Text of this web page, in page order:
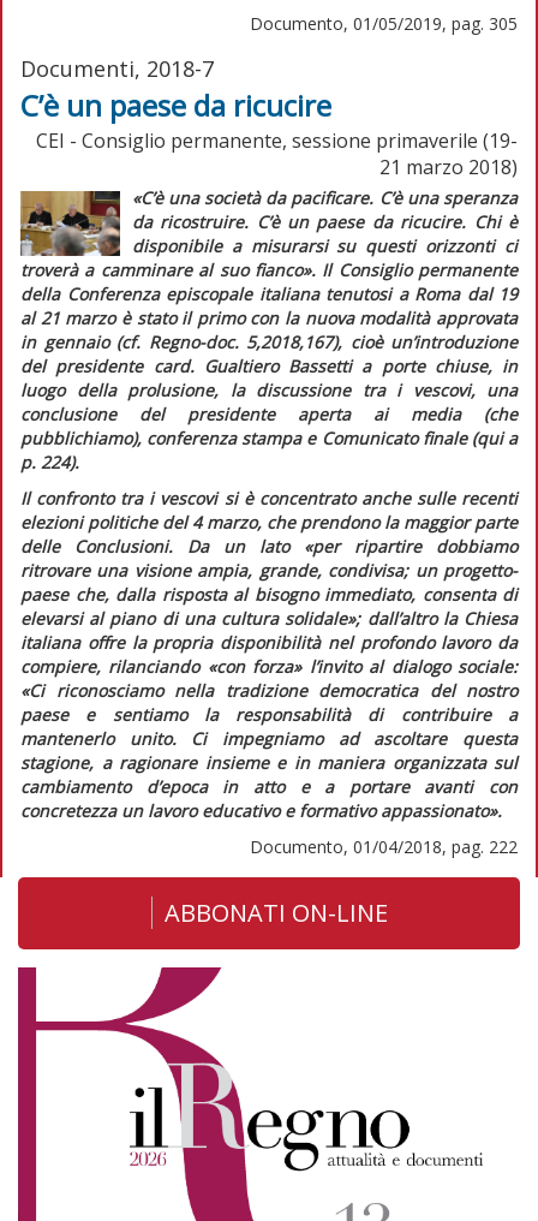
Documento, 01/05/2019, pag. 305
Documenti, 2018-7
C’è un paese da ricucire
CEI - Consiglio permanente, sessione primaverile (19-
21 marzo 2018)
«C’è una società da pacificare. C’è una speranza
da ricostruire. C’è un paese da ricucire. Chi è
disponibile a misurarsi su questi orizzonti ci
troverà a camminare al suo fianco». Il Consiglio permanente
della Conferenza episcopale italiana tenutosi a Roma dal 19
al 21 marzo è stato il primo con la nuova modalità approvata
in gennaio (cf. Regno-doc.5,2018,167), cioè un’introduzione
del presidente card. Gualtiero Bassetti a porte chiuse, in
luogo della prolusione, la discussione tra i vescovi, una
conclusione del presidente aperta ai media (che
pubblichiamo), conferenza stampa e Comunicato finale (quia
p. 224).
Il confronto tra i vescovi si è concentrato anche sulle recenti
elezioni politiche del 4 marzo, che prendono la maggior parte
delle
Conclusioni. Da un lato «per ripartire dobbiamo
ritrovare una visione ampia, grande, condivisa; un progetto-
paese che, dalla risposta al bisogno immediato, consenta di
elevarsi al piano di una cultura solidale»; dall’altro la Chiesa
italiana offre la propria disponibilità nel profondo lavoro da
compiere, rilanciando «con forza» l’invito al dialogo sociale:
«Ci riconosciamo nella tradizione democratica del nostro
paese e sentiamo la responsabilità di contribuire a
mantenerlo unito. Ci impegniamo ad ascoltare questa
stagione, a ragionare insieme e in maniera organizzata sul
cambiamento d’epoca in atto e a portare avanti con
concretezza un lavoro educativo e formativo appassionato».
Documento, 01/04/2018, pag. 222
ABBONATI ON-LINE